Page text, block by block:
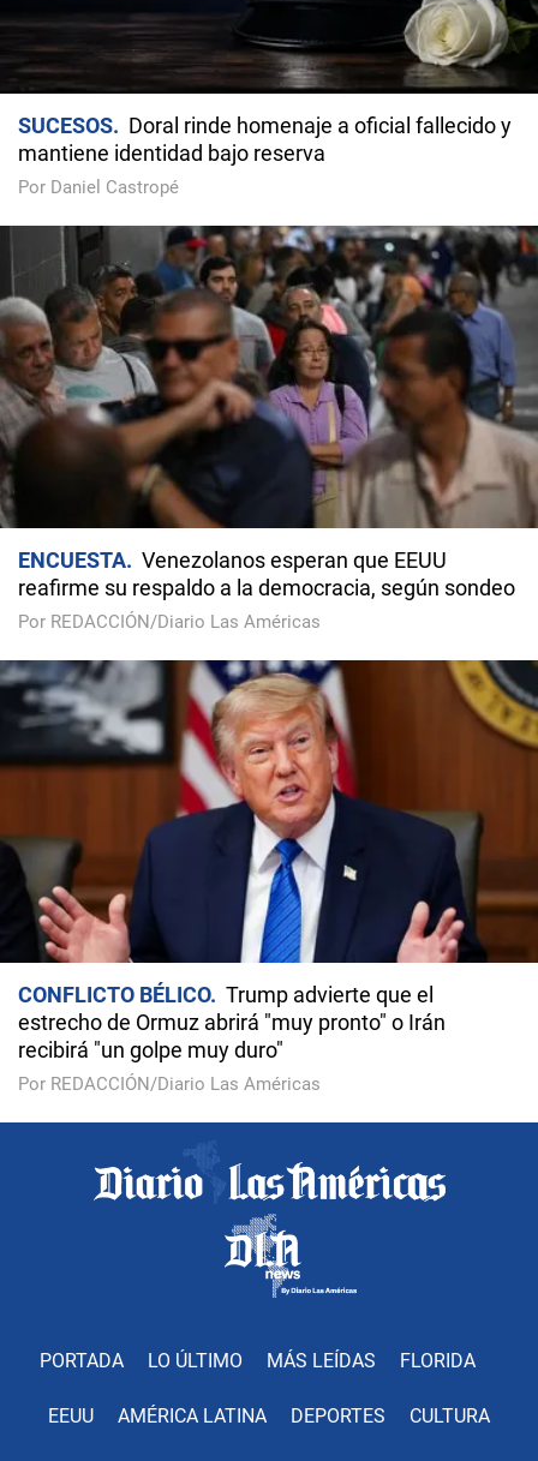
SUCESOS
Doral rinde homenaje a oficial fallecido y
mantiene identidad bajo reserva
Por Daniel Castropé
ENCUESTA
Venezolanos esperan que EEUU
reafirme su respaldo a la democracia, según sondeo
Por REDACCIÓN/Diario Las Américas
CONFLICTO BÉLICO
Trump advierte que el
estrecho de Ormuz abrirá "muy pronto" o Irán
recibirá "un golpe muy duro"
Por REDACCIÓN/Diario Las Américas
PORTADA LO ÚLTIMO MÁS LEÍDAS FLORIDA
EEUU AMÉRICA LATINA DEPORTES CULTURA